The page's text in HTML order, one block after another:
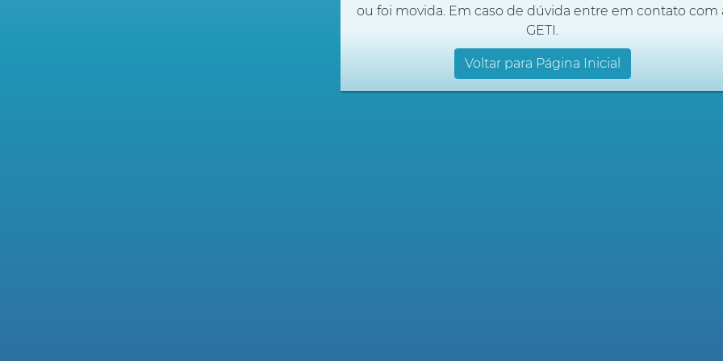
ou foi movida. Em caso de dúvida entre em contato com
GETI.
Voltar para Página Inicial